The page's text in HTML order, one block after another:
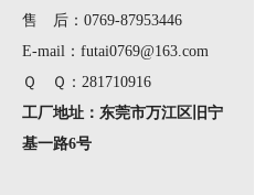
售 后：0769-87953446
E-mail：futai0769@163.com
Ｑ Ｑ：281710916
工厂地址：东莞市万江区旧宁
基一路6号